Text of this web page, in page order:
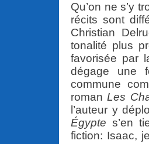
Qu’on ne s’y
récits sont
Christian
tonalité plus
favorisée par
dégage une
commune
romanLes
l’auteur y
Égypte s’en
fiction: Isaac,